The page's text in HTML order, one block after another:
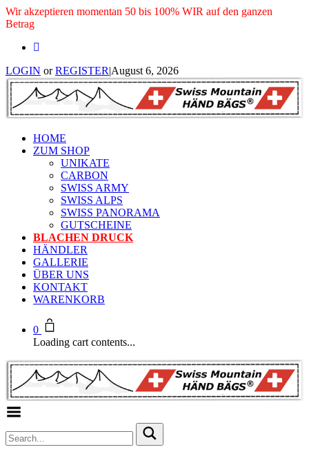
Wir akzeptieren momentan 50 bis 100% WIR auf den ganzen
Betrag
LOGIN orREGISTER|August 6, 2026
HOME
ZUM SHOP
UNIKATE
CARBON
SWISS ARMY
SWISS ALPS
SWISS PANORAMA
GUTSCHEINE
BLACHEN DRUCK
HÄNDLER
GALLERIE
ÜBER UNS
KONTAKT
WARENKORB
0
Loading cart contents...